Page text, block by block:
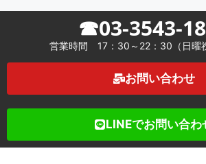
☎03-3543-
営業時間 17：30～22：30（日曜
お問い合わせ
LINEでお問い合わ